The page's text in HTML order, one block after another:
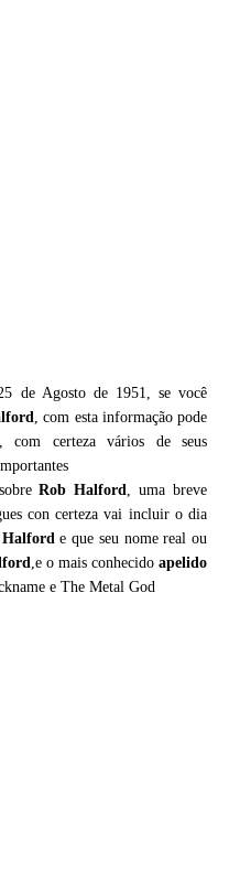
de Agosto de 1951, se você
, com esta informação pode
com certeza vários de seus
Rob Halford, uma breve
con certeza vai incluir o dia
e que seu nome real ou
,e o mais conhecido apelido
e The Metal God